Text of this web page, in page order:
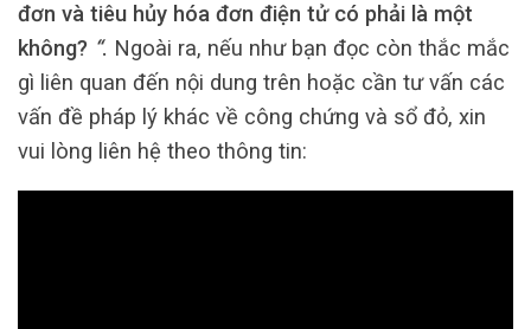
đơn và tiêu hủy hóa đơn điện tử có phải là một
không? “. Ngoài ra, nếu như bạn đọc còn thắc mắc
gì liên quan đến nội dung trên hoặc cần tư vấn các
vấn đề pháp lý khác về công chứng và sổ đỏ, xin
vui lòng liên hệ theo thông tin: